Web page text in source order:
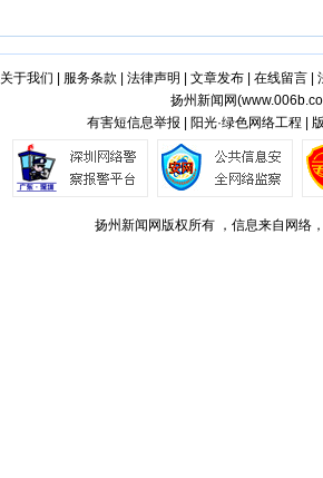
关于我们 服务条款 法律声明 文章发布| 在线留言|
扬州新闻网(
有害短信息举报 | 阳光·绿色网络工程 |
扬州新闻网版权所有 ，信息来自网络